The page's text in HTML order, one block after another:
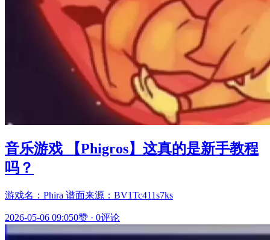
音乐游戏 【Phigros】这真的是新手教程
吗？
游戏名：Phira 谱面来源：BV1Tc411s7ks
2026-05-06 09:050赞 · 0评论